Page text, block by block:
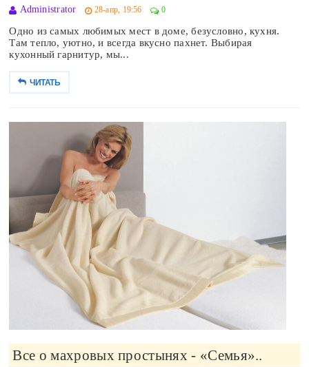
Administrator 28-апр, 19:56 0
Одно из самых любимых мест в доме, безусловно, кухня.
Там тепло, уютно, и всегда вкусно пахнет. Выбирая
кухонный гарнитур, мы...
ЧИТАТЬ
Все о махровых простынях - «Семья»..